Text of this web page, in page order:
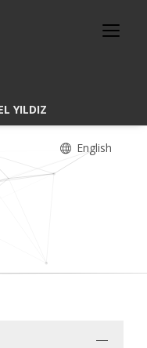
YILDIZ
English